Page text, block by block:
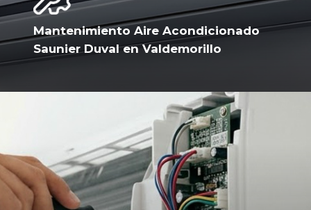
Mantenimiento Aire Acondicionado
Saunier Duval en Valdemorillo